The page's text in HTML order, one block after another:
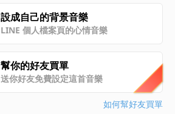
設成自己的背景音樂
LINE 個人檔案頁的心情音樂
幫你的好友買單
送你好友免費設定這首音樂
如何幫好友買單